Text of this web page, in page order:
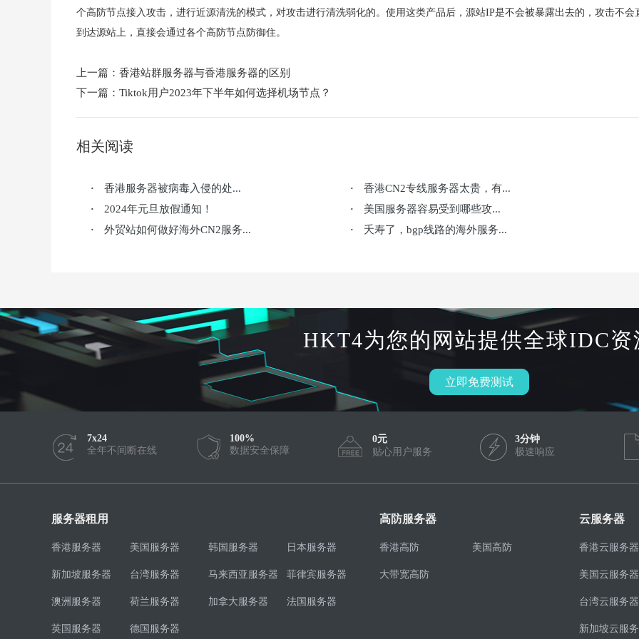
个高防节点接入攻击，进行近源清洗的模式，对攻击进行清洗弱化的。使用这类产品后，源站IP是不会被暴露出去的，攻击不会
到达源站上，直接会通过各个高防节点防御住。
上一篇： 香港站群服务器与香港服务器的区别
下一篇： Tiktok用户2023年下半年如何选择机场节点？
相关阅读
· 香港服务器被病毒入侵的处... · 香港CN2专线服务器太贵，有...
· 2024年元旦放假通知！ · 美国服务器容易受到哪些攻...
· 外贸站如何做好海外CN2服务... · 夭寿了，bgp线路的海外服务...
HKT4为您的网站提供全球IDC资
立即免费测试
7x24
全年不间断在线
100%
数据安全保障
0元
贴心用户服务
3分钟
极速响应
服务器租用
香港服务器 美国服务器 韩国服务器 日本服务器
新加坡服务器 台湾服务器 马来西亚服务器 菲律宾服务器
澳洲服务器 荷兰服务器 加拿大服务器 法国服务器
英国服务器 德国服务器
高防服务器
香港高防 美国高防
大带宽高防
云服务器
香港云服务器
美国云服务器
台湾云服务器
新加坡云服